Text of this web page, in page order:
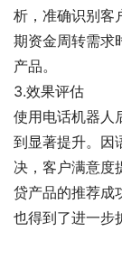
析，准确识别客
期资金周转需求
产品。
3.效果评估
使用电话机器人
到显著提升。因
决，客户满意度
贷产品的推荐成
也得到了进一步